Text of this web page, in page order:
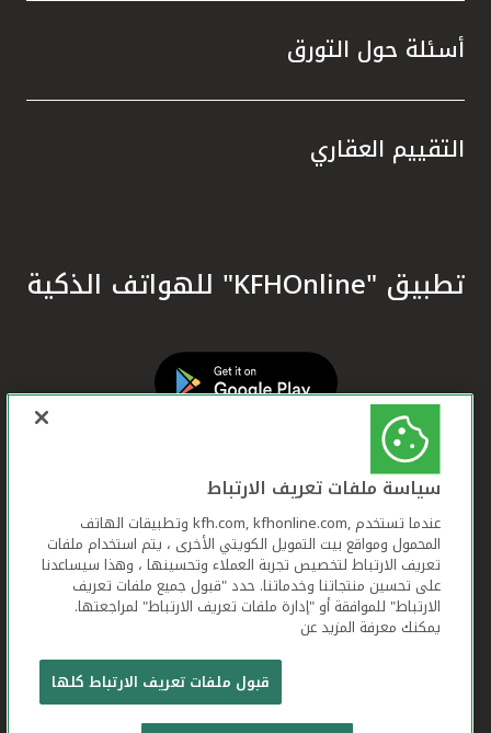
أسئلة حول التورق
التقييم العقاري
تطبيق "KFHOnline" للهواتف الذكية
بيت التمويل الكويتي جميع الحقوق محفوظة © 2026
شروط وأحكام استخدام الموقع الإلكتروني
سياسة ملفات تعريف الارتباط
عندما تستخدم ,kfh.com, kfhonline.com وتطبيقات الهاتف
المحمول ومواقع بيت التمويل الكويتي الأخرى ، يتم استخدام ملفات
تعريف الارتباط لتخصيص تجربة العملاء وتحسينها ، وهذا سيساعدنا
على تحسين منتجاتنا وخدماتنا. حدد "قبول جميع ملفات تعريف
الارتباط" للموافقة أو "إدارة ملفات تعريف الارتباط" لمراجعتها.
يمكنك معرفة المزيد عن
قبول ملفات تعريف الارتباط كلها